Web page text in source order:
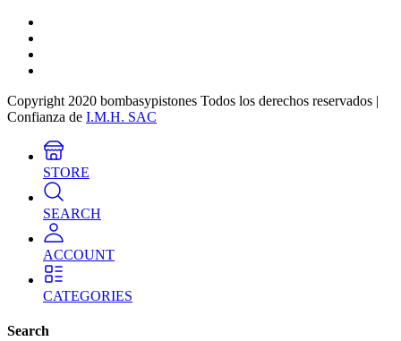
Copyright 2020 bombasypistones Todos los derechos reservados |
Confianza de I.M.H. SAC
STORE
SEARCH
ACCOUNT
CATEGORIES
Search